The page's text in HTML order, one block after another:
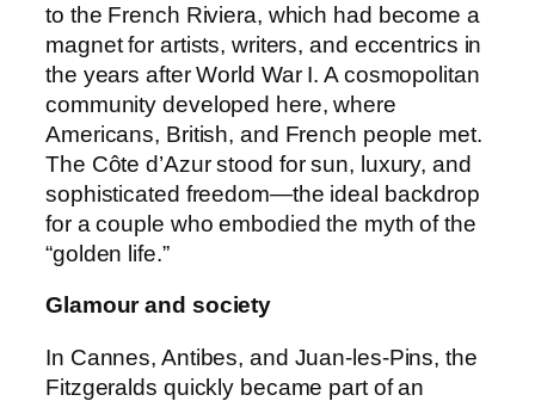
to the French Riviera, which had become a
magnet for artists, writers, and eccentrics in
the years after World War I. A cosmopolitan
community developed here, where
Americans, British, and French people met.
The Côte d’Azur stood for sun, luxury, and
sophisticated freedom—the ideal backdrop
for a couple who embodied the myth of the
“golden life.”
Glamour and society
In Cannes, Antibes, and Juan-les-Pins, the
Fitzgeralds quickly became part of an